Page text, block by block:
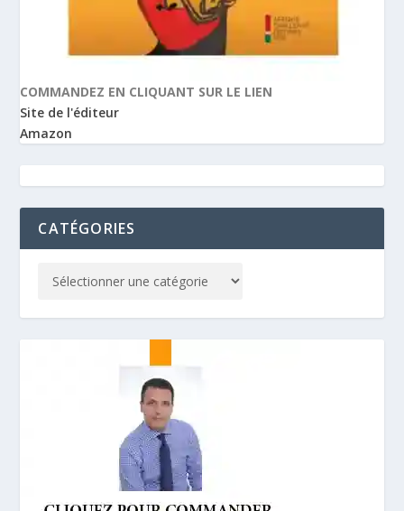
COMMANDEZ EN CLIQUANT SUR LE LIEN
Site de l'éditeur
Amazon
CATÉGORIES